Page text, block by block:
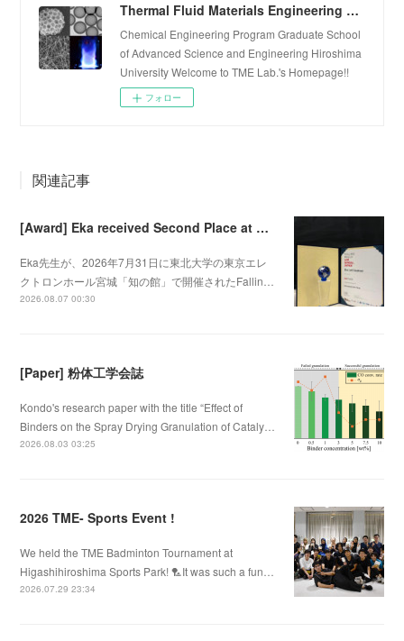
Thermal Fluid Materials Engineering Laboratory
Chemical Engineering Program Graduate School
of Advanced Science and Engineering Hiroshima
University Welcome to TME Lab.'s Homepage!!
フォロー
関連記事
[Award] Eka received Second Place at Falling Walls Lab Sendai 2026
Eka先生が、2026年7月31日に東北大学の東京エレ
クトロンホール宮城「知の館」で開催されたFallin…
2026.08.07 00:30
[Paper] 粉体工学会誌
Kondo's research paper with the title “Effect of
Binders on the Spray Drying Granulation of Cataly…
2026.08.03 03:25
2026 TME- Sports Event !
We held the TME Badminton Tournament at
Higashihiroshima Sports Park! 🏸It was such a fun…
2026.07.29 23:34